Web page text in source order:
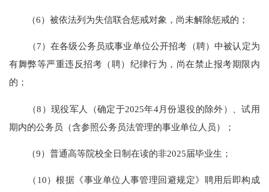
（6）被依法列为失信联合惩戒对象，尚未解除惩戒的；
（7）在各级公务员或事业单位公开招考（聘）中被认定为
有舞弊等严重违反招考（聘）纪律行为，尚在禁止报考期限内
的；
（8）现役军人（确定于2025年4月份退役的除外）、试用
期内的公务员（含参照公务员法管理的事业单位人员）；
（9）普通高等院校全日制在读的非2025届毕业生；
（10）根据《事业单位人事管理回避规定》聘用后即构成